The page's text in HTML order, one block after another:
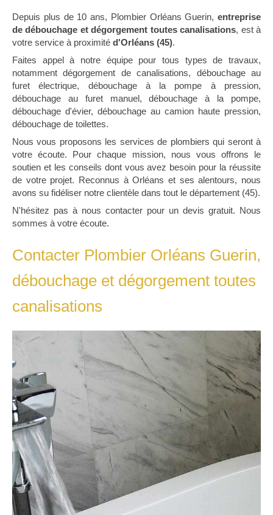
Depuis plus de 10 ans, Plombier Orléans Guerin, entreprise
de débouchage et dégorgement toutes canalisations, est à
votre service à proximité d'Orléans (45).
Faites appel à notre équipe pour tous types de travaux,
notamment dégorgement de canalisations, débouchage au
furet électrique, débouchage à la pompe à pression,
débouchage au furet manuel, débouchage à la pompe,
débouchage d'évier, débouchage au camion haute pression,
débouchage de toilettes.
Nous vous proposons les services de plombiers qui seront à
votre écoute. Pour chaque mission, nous vous offrons le
soutien et les conseils dont vous avez besoin pour la réussite
de votre projet. Reconnus à Orléans et ses alentours, nous
avons su fidéliser notre clientèle dans tout le département (45).
N'hésitez pas à nous contacter pour un devis gratuit. Nous
sommes à votre écoute.
Contacter Plombier Orléans Guerin,
débouchage et dégorgement toutes
canalisations